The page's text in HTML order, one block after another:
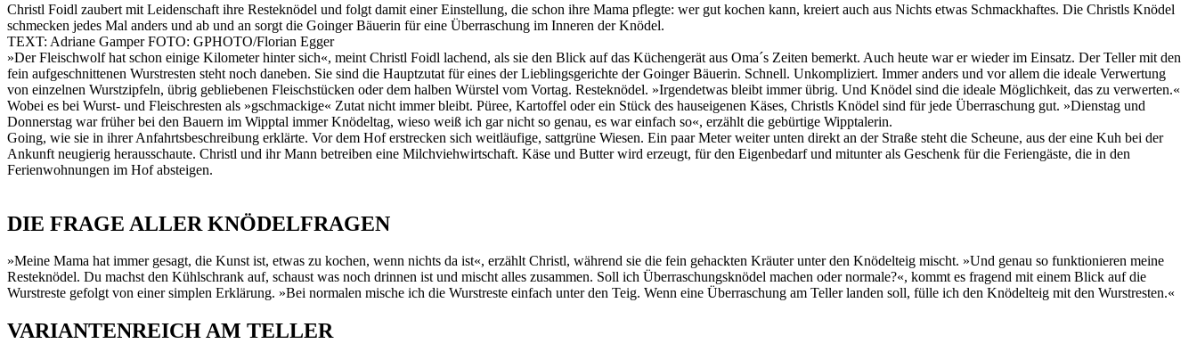
Christl Foidl zaubert mit Leidenschaft ihre Resteknödel und folgt damit einer Einstellung, die schon ihre Mama pflegte: wer gut kochen kann, kreiert auch aus Nichts etwas Schmackhaftes. Die Christls Knödel
schmecken jedes Mal anders und ab und an sorgt die Goinger Bäuerin für eine Überraschung im Inneren der Knödel.
TEXT: Adriane Gamper FOTO: GPHOTO/Florian Egger
»Der Fleischwolf hat schon einige Kilometer hinter sich«, meint Christl Foidl lachend, als sie den Blick auf das Küchengerät aus Oma´s Zeiten bemerkt. Auch heute war er wieder im Einsatz. Der Teller mit den
fein aufgeschnittenen Wurstresten steht noch daneben. Sie sind die Hauptzutat für eines der Lieblingsgerichte der Goinger Bäuerin. Schnell. Unkompliziert. Immer anders und vor allem die ideale Verwertung
von einzelnen Wurstzipfeln, übrig gebliebenen Fleischstücken oder dem halben Würstel vom Vortag. Resteknödel. »Irgendetwas bleibt immer übrig. Und Knödel sind die ideale Möglichkeit, das zu verwerten.«
Wobei es bei Wurst- und Fleischresten als »gschmackige« Zutat nicht immer bleibt. Püree, Kartoffel oder ein Stück des hauseigenen Käses, Christls Knödel sind für jede Überraschung gut. »Dienstag und
Donnerstag war früher bei den Bauern im Wipptal immer Knödeltag, wieso weiß ich gar nicht so genau, es war einfach so«, erzählt die gebürtige Wipptalerin.
Going, wie sie in ihrer Anfahrtsbeschreibung erklärte. Vor dem Hof erstrecken sich weitläufige, sattgrüne Wiesen. Ein paar Meter weiter unten direkt an der Straße steht die Scheune, aus der eine Kuh bei der
Ankunft neugierig herausschaute. Christl und ihr Mann betreiben eine Milchviehwirtschaft. Käse und Butter wird erzeugt, für den Eigenbedarf und mitunter als Geschenk für die Feriengäste, die in den
Ferienwohnungen im Hof absteigen.
DIE FRAGE ALLER KNÖDELFRAGEN
»Meine Mama hat immer gesagt, die Kunst ist, etwas zu kochen, wenn nichts da ist«, erzählt Christl, während sie die fein gehackten Kräuter unter den Knödelteig mischt. »Und genau so funktionieren meine
Resteknödel. Du machst den Kühlschrank auf, schaust was noch drinnen ist und mischt alles zusammen. Soll ich Überraschungsknödel machen oder normale?«, kommt es fragend mit einem Blick auf die
Wurstreste gefolgt von einer simplen Erklärung. »Bei normalen mische ich die Wurstreste einfach unter den Teig. Wenn eine Überraschung am Teller landen soll, fülle ich den Knödelteig mit den Wurstresten.«
VARIANTENREICH AM TELLER